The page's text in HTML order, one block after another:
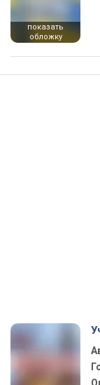
показать
обложку